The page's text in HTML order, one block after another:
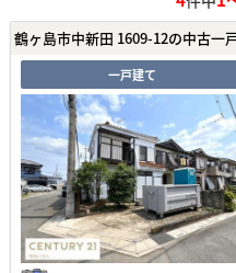
鶴ヶ島市中新田 1609-12の中古一
一戸建て